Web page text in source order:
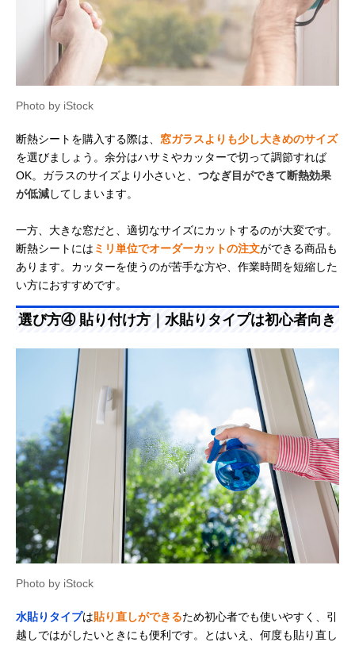
Photo by iStock
断熱シートを購入する際は、 窓ガラスよりも少し大きめのサイズ
を選びましょう。余分はハサミやカッターで切って調節すれば
OK。ガラスのサイズより小さいと、 つなぎ目ができて断熱効果
が低減してしまいます。
一方、大きな窓だと、適切なサイズにカットするのが大変です。
断熱シートには ミリ単位でオーダーカットの注文ができる商品も
あります。カッターを使うのが苦手な方や、作業時間を短縮した
い方におすすめです。
選び方④ 貼り付け方｜水貼りタイプは初心者向き
Photo by iStock
水貼りタイプは貼り直しができるため初心者でも使いやすく、引
越しではがしたいときにも便利です。とはいえ、何度も貼り直し